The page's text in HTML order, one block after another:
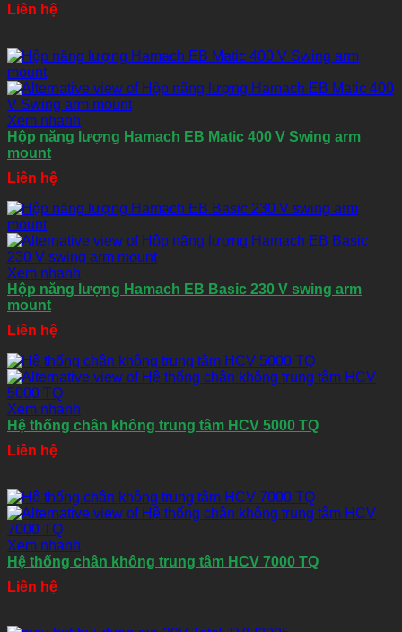
Liên hệ
Xem nhanh
Hộp năng lượng Hamach EB Matic 400 V Swing arm
mount
Liên hệ
Xem nhanh
Hộp năng lượng Hamach EB Basic 230 V swing arm
mount
Liên hệ
Xem nhanh
Hệ thống chân không trung tâm HCV 5000 TQ
Liên hệ
Xem nhanh
Hệ thống chân không trung tâm HCV 7000 TQ
Liên hệ